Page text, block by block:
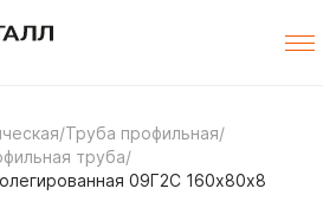
/Труба профильная/
труба/
09Г2С 160х80х8